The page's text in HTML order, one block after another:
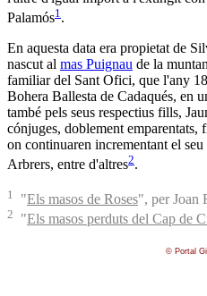
Palamós1 .
En aquesta data era propietat de
nascut al mas Puignau de la
familiar del Sant Ofici, que l'any
Bohera Ballesta de Cadaqués, en
també pels seus respectius fills,
cónjuges, doblement emparentats,
on continuaren incrementant el
Arbrers, entre d'altres2.
1 "Els masos de Roses", per Joan
2 "Els masos perduts del Cap de
© Portal